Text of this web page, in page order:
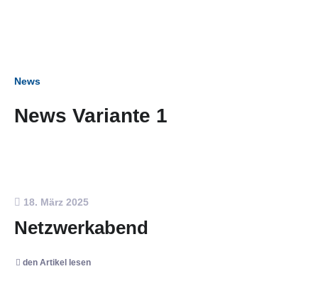
News
News Variante 1
18. März 2025
Netzwerkabend
den Artikel lesen